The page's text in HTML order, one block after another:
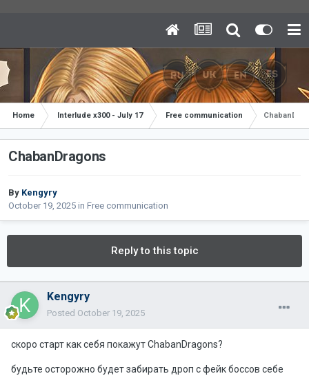
Home Interlude x300 - July 17 Free communication
ChabanDragons
By Kengyry
October 19, 2025 in Free communication
Reply to this topic
Kengyry
Posted October 19, 2025
скоро старт как себя покажут ChabanDragons?
будьте осторожно будет забирать дроп с фейк боссов себе